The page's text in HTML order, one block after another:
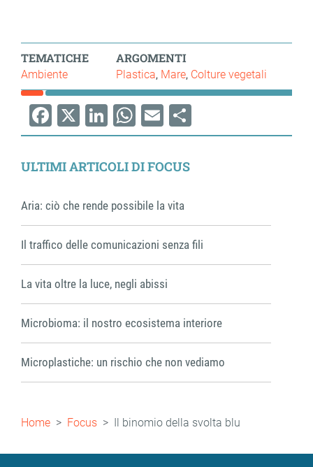
TEMATICHE
Ambiente
ARGOMENTI
Plastica Mare Colture vegetali
Facebook
X LinkedIn
WhatsApp
EmailShare
ULTIMI ARTICOLI DI FOCUS
Aria: ciò che rende possibile la vita
Il traffico delle comunicazioni senza fili
La vita oltre la luce, negli abissi
Microbioma: il nostro ecosistema interiore
Microplastiche: un rischio che non vediamo
Briciole
Home Focus Il binomio della svolta blu